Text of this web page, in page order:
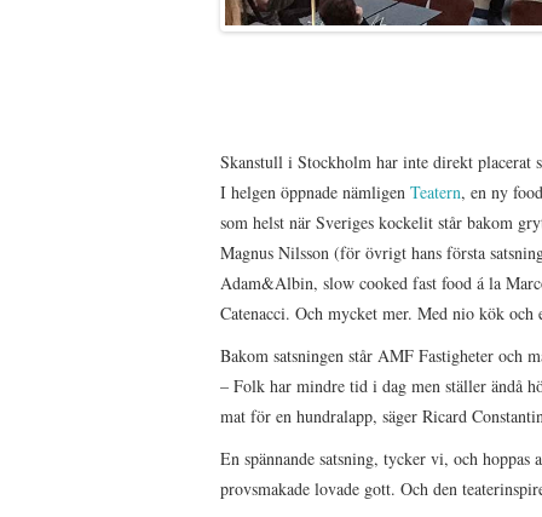
Skanstull i Stockholm har inte direkt placerat
I helgen öppnade nämligen Teatern, en ny
som helst när Sveriges kockelit står bakom
Magnus Nilsson (för övrigt hans första
Adam&Albin, slow cooked fast food á la
Catenacci. Och mycket mer. Med nio kök
Bakom satsningen står AMF Fastigheter och
– Folk har mindre tid i dag men ställer ändå
mat för en hundralapp, säger Ricard
En spännande satsning, tycker vi, och
provsmakade lovade gott. Och den